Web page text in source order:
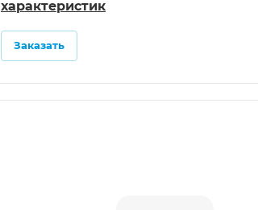
характеристик
Заказать